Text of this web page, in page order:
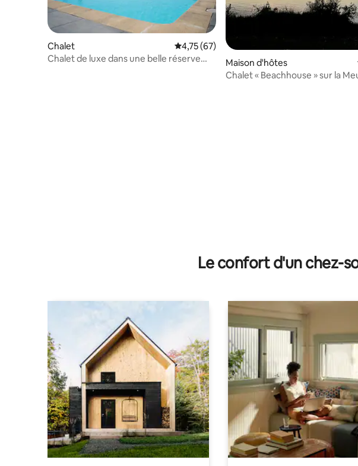
Chalet Évaluation moyenne sur la base de 67
4,75 (67)
Chalet de luxe dans une belle réserve
Maison d'hôtes
Chalet « Beachhouse » sur la
Le confort d'un chez-